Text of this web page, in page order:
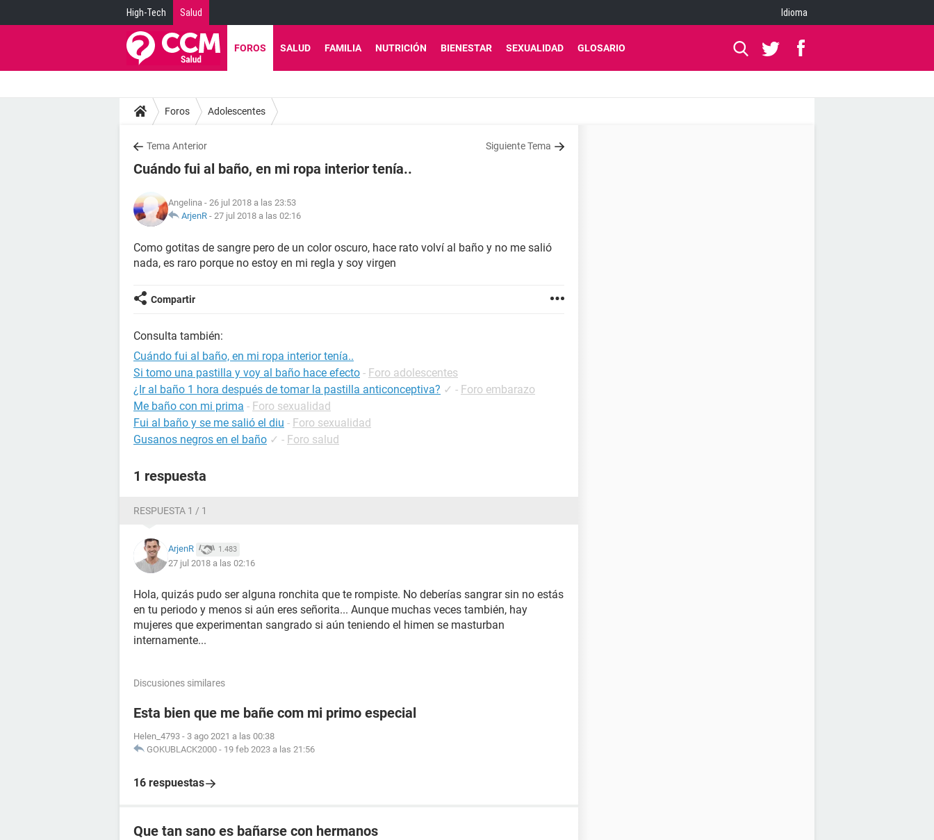
High-Tech Salud Idioma
FOROS SALUD FAMILIA NUTRICIÓN BIENESTAR SEXUALIDAD GLOSARIO
Foros Adolescentes
Tema Anterior Siguiente Tema
Cuándo fui al baño, en mi ropa interior tenía..
Angelina - 26 jul 2018 a las 23:53
ArjenR - 27 jul 2018 a las 02:16
Como gotitas de sangre pero de un color oscuro, hace rato volví al baño y no me salió
nada, es raro porque no estoy en mi regla y soy virgen
Compartir
Consulta también:
Cuándo fui al baño, en mi ropa interior tenía..
Si tomo una pastilla y voy al baño hace efecto - Foro adolescentes
¿Ir al baño 1 hora después de tomar la pastilla anticonceptiva? ✓ - Foro embarazo
Me baño con mi prima - Foro sexualidad
Fui al baño y se me salió el diu - Foro sexualidad
Gusanos negros en el baño ✓ - Foro salud
1 respuesta
RESPUESTA 1 / 1
ArjenR 1.483
27 jul 2018 a las 02:16
Hola, quizás pudo ser alguna ronchita que te rompiste. No deberías sangrar sin no estás
en tu periodo y menos si aún eres señorita... Aunque muchas veces también, hay
mujeres que experimentan sangrado si aún teniendo el himen se masturban
internamente...
Discusiones similares
Esta bien que me bañe com mi primo especial
Helen_4793 - 3 ago 2021 a las 00:38
GOKUBLACK2000 - 19 feb 2023 a las 21:56
16 respuestas
Que tan sano es bañarse con hermanos